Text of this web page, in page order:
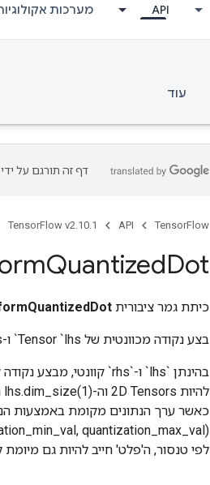
API מערכות
עוד
דף זה תורגם על ידי
TensorFlow
API
TensorFlow v2.10.1
QuantizedDot
כיתת גמר ציבורית
בצע נקודה מכוונטית של Tensor `lhs` ו-Tensor `rhs` מכוונטית כדי ליצור `פלט` קוונטי.
לפי טנסור, ה'פלט' חייב להיות גם מיומת